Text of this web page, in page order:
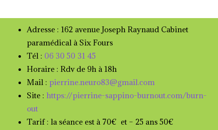
Adresse : 162 avenue Joseph Raynaud Cabinet
paramédical à Six Fours
Tél : 06 30 50 31 45
Horaire : Rdv de 9h à 18h
Mail : pierrine.neuro83@gmail.com
Site : https://pierrine-sappino-burnout.com/burn-
out
Tarif : la séance est à 70€ et – 25 ans 50€